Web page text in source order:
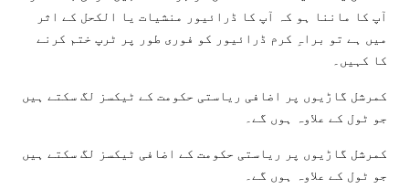
آپ کا ماننا ہو کہ آپ کا ڈرائیور منشیات یا الکحل کے اثر
میں ہے تو براہِ کرم ڈرائیور کو فوری طور پر ٹرپ ختم کرنے
کا کہیں۔
کمرشل گاڑیوں پر اضافی ریاستی حکومت کے ٹیکسز لگ سکتے ہیں
جو ٹول کے علاوہ ہوں گے۔
کمرشل گاڑیوں پر ریاستی حکومت کے اضافی ٹیکسز لگ سکتے ہیں
جو ٹول کے علاوہ ہوں گے۔